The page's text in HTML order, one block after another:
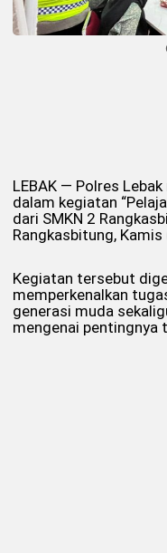
LEBAK — Polres
dalam kegiatan
dari SMKN 2
Rangkasbitung,
Kegiatan tersebut
memperkenalkan
generasi muda
mengenai pentingnya